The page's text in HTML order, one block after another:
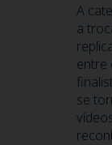
A
a
entre
se